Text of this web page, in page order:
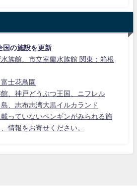
国の施設を更新
族館、市立室蘭水族館 関東：箱根
士花鳥園
、神戸どうぶつ王国、ニフレル
、志布志湾大黒イルカランド
っていないペンギンがみられる施
情報をお寄せください。